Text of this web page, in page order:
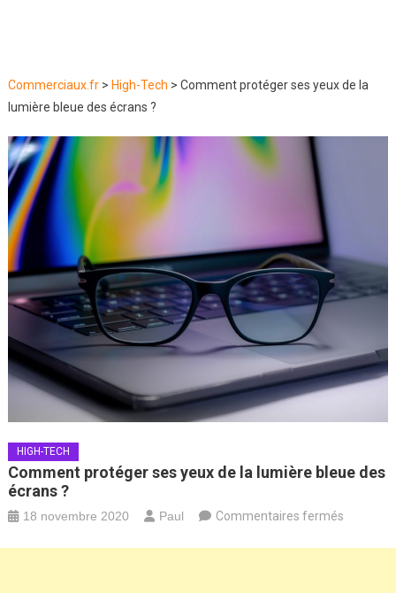
Commerciaux.fr> High-Tech > Comment protéger ses yeux de la
lumière bleue des écrans ?
HIGH-TECH
Comment protéger ses yeux de la lumière bleue des
écrans ?
18 novembre 2020 Paul Commentaires ferméssur